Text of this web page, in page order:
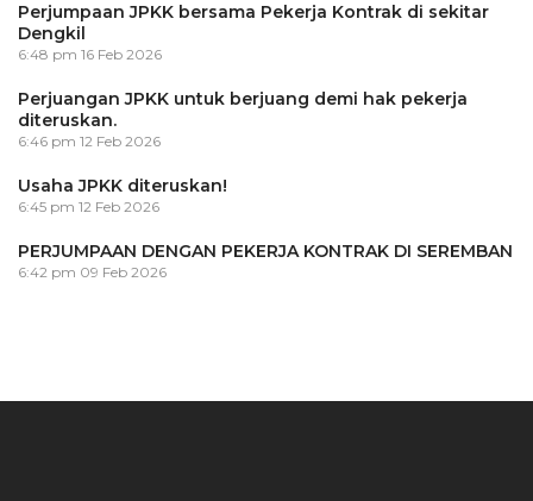
Perjumpaan JPKK bersama Pekerja Kontrak di sekitar
Dengkil
6:48 pm 16 Feb 2026
Perjuangan JPKK untuk berjuang demi hak pekerja
diteruskan.
6:46 pm 12 Feb 2026
Usaha JPKK diteruskan!
6:45 pm 12 Feb 2026
PERJUMPAAN DENGAN PEKERJA KONTRAK DI SEREMBAN
6:42 pm 09 Feb 2026